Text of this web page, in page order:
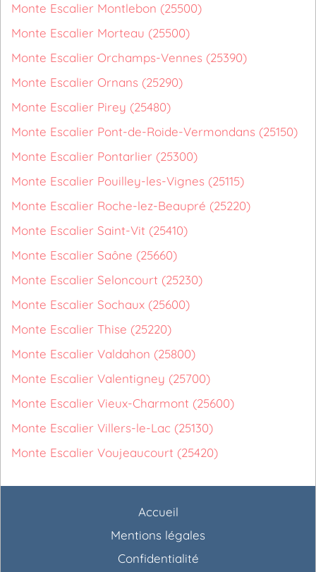
Monte Escalier Montlebon (25500)
Monte Escalier Morteau (25500)
Monte Escalier Orchamps-Vennes (25390)
Monte Escalier Ornans (25290)
Monte Escalier Pirey (25480)
Monte Escalier Pont-de-Roide-Vermondans (25150)
Monte Escalier Pontarlier (25300)
Monte Escalier Pouilley-les-Vignes (25115)
Monte Escalier Roche-lez-Beaupré (25220)
Monte Escalier Saint-Vit (25410)
Monte Escalier Saône (25660)
Monte Escalier Seloncourt (25230)
Monte Escalier Sochaux (25600)
Monte Escalier Thise (25220)
Monte Escalier Valdahon (25800)
Monte Escalier Valentigney (25700)
Monte Escalier Vieux-Charmont (25600)
Monte Escalier Villers-le-Lac (25130)
Monte Escalier Voujeaucourt (25420)
Accueil
Mentions légales
Confidentialité